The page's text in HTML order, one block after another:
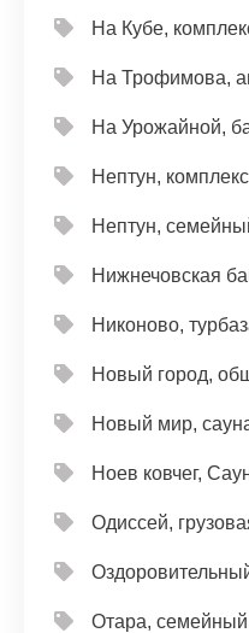
На Кубе,
На Трофимова,
На Урожайной,
Нептун,
Нептун,
Нижнечовская
Никоново,
Новый город,
Новый мир,
Ноев ковчег,
Одиссей,
Отара, семейный